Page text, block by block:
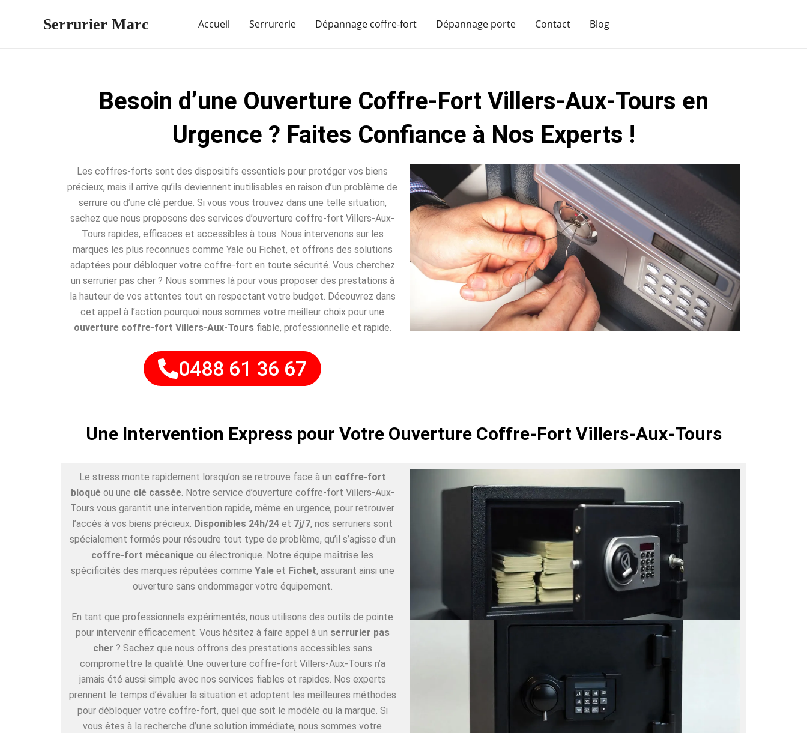
Serrurier Marc Accueil Serrurerie Dépannage coffre-fort Dépannage porte Contact Blog
Besoin d’une Ouverture Coffre-Fort Villers-Aux-Tours en
Urgence ? Faites Confiance à Nos Experts !
Les coffres-forts sont des dispositifs essentiels pour protéger vos biens
précieux, mais il arrive qu’ils deviennent inutilisables en raison d’un problème de
serrure ou d’une clé perdue. Si vous vous trouvez dans une telle situation,
sachez que nous proposons des services d’ouverture coffre-fort Villers-Aux-
Tours rapides, efficaces et accessibles à tous. Nous intervenons sur les
marques les plus reconnues comme Yale ou Fichet, et offrons des solutions
adaptées pour débloquer votre coffre-fort en toute sécurité. Vous cherchez
un serrurier pas cher ? Nous sommes là pour vous proposer des prestations à
la hauteur de vos attentes tout en respectant votre budget. Découvrez dans
cet appel à l’action pourquoi nous sommes votre meilleur choix pour une
ouverture coffre-fort Villers-Aux-Toursfiable, professionnelle et rapide.
0488 61 36 67
Une Intervention Express pour Votre Ouverture Coffre-Fort Villers-Aux-Tours
Le stress monte rapidement lorsqu’on se retrouve face à un coffre-fort
bloquéou une clé cassée. Notre service d’ouverture coffre-fort Villers-Aux-
Tours vous garantit une intervention rapide, même en urgence, pour retrouver
l’accès à vos biens précieux. Disponibles 24h/24 et 7j/7, nos serruriers sont
spécialement formés pour résoudre tout type de problème, qu’il s’agisse d’un
coffre-fort mécanique ou électronique. Notre équipe maîtrise les
spécificités des marques réputées comme Yaleet Fichet, assurant ainsi une
ouverture sans endommager votre équipement.
En tant que professionnels expérimentés, nous utilisons des outils de pointe
pour intervenir efficacement. Vous hésitez à faire appel à un serrurier pas
cher ? Sachez que nous offrons des prestations accessibles sans
compromettre la qualité. Une ouverture coffre-fort Villers-Aux-Tours n’a
jamais été aussi simple avec nos services fiables et rapides. Nos experts
prennent le temps d’évaluer la situation et adoptent les meilleures méthodes
pour débloquer votre coffre-fort, quel que soit le modèle ou la marque. Si
vous êtes à la recherche d’une solution immédiate, nous sommes votre